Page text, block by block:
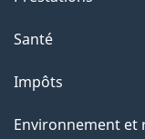
"
Santé
Impôts
Environnement et